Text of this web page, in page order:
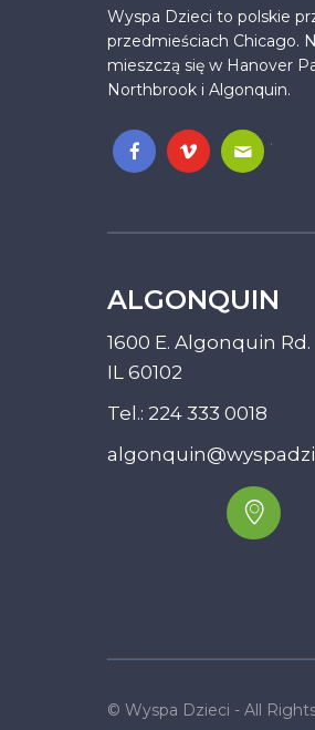
Wyspa Dzieci to polskie
przedmieściach Chicago.
mieszczą się w Hanover
Northbrook i Algonquin.
.
ALGONQUIN
1600 E. Algonquin Rd.
IL 60102
Tel.: 224 333 0018
© Wyspa Dzieci - All